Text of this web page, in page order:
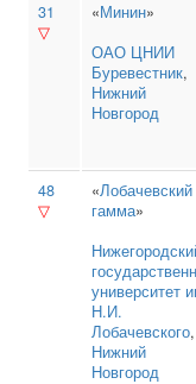
31
▽
«Минин»
ОАО ЦНИИ
Буревестник,
Нижний
Новгород
48
▽
«Лобачевский
гамма»
университет
Н.И.
Лобачевского,
Нижний
Новгород